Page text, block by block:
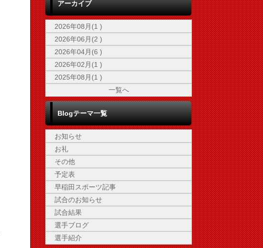
アーカイブ
2026年08月(1 )
2026年06月(2 )
2026年04月(6 )
2026年02月(1 )
2025年08月(1 )
一覧へ
Blogテーマ一覧
お知らせ
お礼
その他
予定表
早稲田スポーツ記事
試合のお知らせ
試合結果
選手ブログ
選手紹介